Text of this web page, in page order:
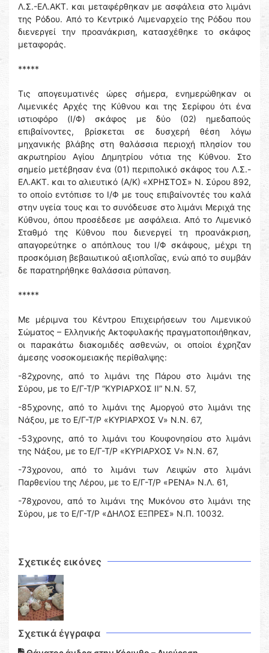
Λ.Σ.-ΕΛ.ΑΚΤ. και μεταφέρθηκαν με ασφάλεια στο λιμάνι
της Ρόδου. Από το Κεντρικό Λιμεναρχείο της Ρόδου που
διενεργεί την προανάκριση, κατασχέθηκε το σκάφος
μεταφοράς.
*****
Τις απογευματινές ώρες σήμερα, ενημερώθηκαν οι
Λιμενικές Αρχές της Κύθνου και της Σερίφου ότι ένα
ιστιοφόρο (Ι/Φ) σκάφος με δύο (02) ημεδαπούς
επιβαίνοντες, βρίσκεται σε δυσχερή θέση λόγω
μηχανικής βλάβης στη θαλάσσια περιοχή πλησίον του
ακρωτηρίου Αγίου Δημητρίου νότια της Κύθνου. Στο
σημείο μετέβησαν ένα (01) περιπολικό σκάφος του Λ.Σ.-
ΕΛ.ΑΚΤ. και το αλιευτικό (Α/Κ) «ΧΡΗΣΤΟΣ» Ν. Σύρου 892,
το οποίο εντόπισε το Ι/Φ με τους επιβαίνοντές του καλά
στην υγεία τους και το συνόδευσε στο λιμάνι Μεριχά της
Κύθνου, όπου προσέδεσε με ασφάλεια. Από το Λιμενικό
Σταθμό της Κύθνου που διενεργεί τη προανάκριση,
απαγορεύτηκε ο απόπλους του Ι/Φ σκάφους, μέχρι τη
προσκόμιση βεβαιωτικού αξιοπλοΐας, ενώ από το συμβάν
δε παρατηρήθηκε θαλάσσια ρύπανση.
*****
Με μέριμνα του Κέντρου Επιχειρήσεων του Λιμενικού
Σώματος – Ελληνικής Ακτοφυλακής πραγματοποιήθηκαν,
οι παρακάτω διακομιδές ασθενών, οι οποίοι έχρηζαν
άμεσης νοσοκομειακής περίθαλψης:
-82χρονης, από το λιμάνι της Πάρου στο λιμάνι της
Σύρου, με το Ε/Γ-Τ/Ρ “ΚΥΡΙΑΡΧΟΣ ΙΙ” Ν.Ν. 57,
-85χρονης, από το λιμάνι της Αμοργού στο λιμάνι της
Νάξου, με το Ε/Γ-Τ/Ρ «ΚΥΡΙΑΡΧΟΣ V» N.N. 67,
-53χρονης, από το λιμάνι του Κουφονησίου στο λιμάνι
της Νάξου, με το Ε/Γ-Τ/Ρ «ΚΥΡΙΑΡΧΟΣ V» N.N. 67,
-73χρονου, από το λιμάνι των Λειψών στο λιμάνι
Παρθενίου της Λέρου, με το Ε/Γ-Τ/Ρ «ΡΕΝΑ» Ν.Λ. 61,
-78χρονου, από το λιμάνι της Μυκόνου στο λιμάνι της
Σύρου, με το Ε/Γ-Τ/Ρ «ΔΗΛΟΣ ΕΞΠΡΕΣ» Ν.Π. 10032.
Σχετικές εικόνες
Σχετικά έγγραφα